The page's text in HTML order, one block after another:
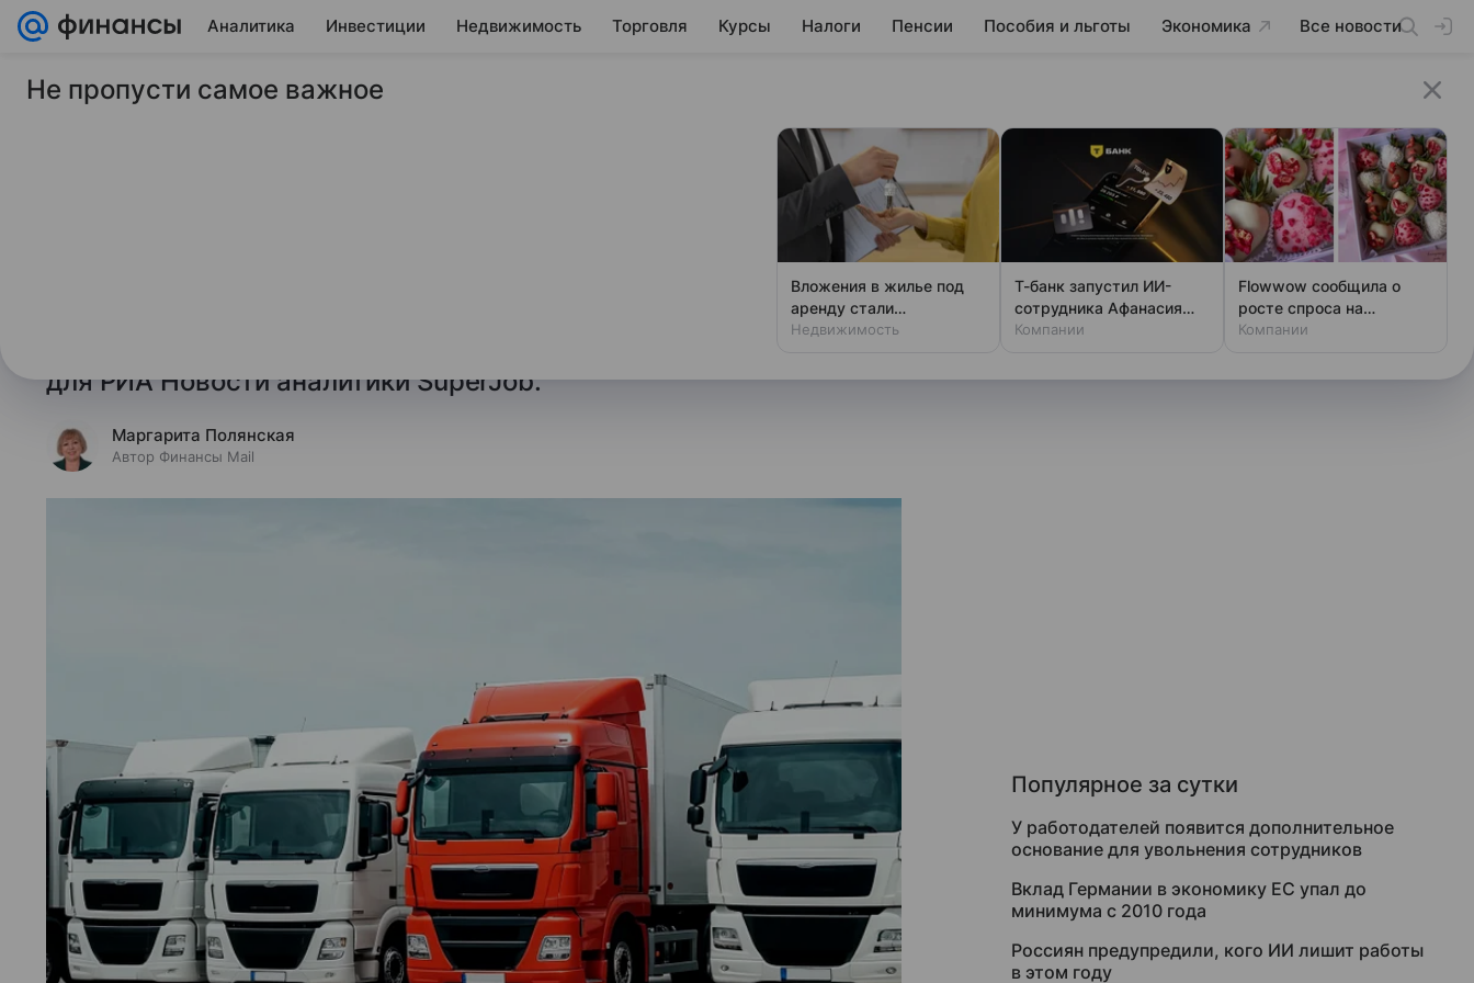
Аналитика Инвестиции Недвижимость Торговля Курсы Налоги Пенсии Пособия и льготы Экономика Все новости
22 января 2026 Финансы Mail
Больше всех на транспорте в России
зарабатывают водители грузовиков
Самая высокая средняя медианная зарплата в транспортной
отрасли России на сегодня - у водителей большегрузов, причем
они же вошли и в число лидеров по темпам роста, подсчитали
для РИА Новости аналитики SuperJob.
Маргарита Полянская
Автор Финансы Mail
Популярное за сутки
У работодателей появится дополнительное
основание для увольнения сотрудников
Вклад Германии в экономику ЕС упал до
минимума с 2010 года
Россиян предупредили, кого ИИ лишит работы
в этом году
Не пропусти самое важное
Вложения в жилье под
аренду стали
убыточными в России
Недвижимость
Т-банк запустил ИИ-
сотрудника Афанасия
для сложных сценариев
Компании
Flowwow сообщила о
росте спроса на
клубнику в шоколаде в
Компании